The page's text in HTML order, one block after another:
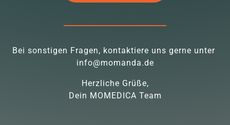
Bei sonstigen Fragen, kontaktiere uns gerne unter
info@momanda.de
Herzliche Grüße,
Dein MOMEDICA Team